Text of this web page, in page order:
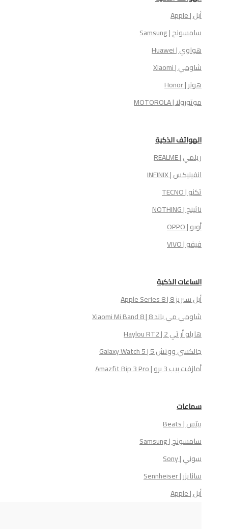
سامسونج | Samsung
هواوي | Huawei
شاومي | Xiaomi
موتورولا | MOTOROLA
الهواتف الذكية
ريلمي | REALME
انفينيكس | INFINIX
ناثينج | NOTHING
فيفو | VIVO
الساعات الذكية
أبل سيريز 8 | Apple Series 8
شاومي مي باند 8 | Xiaomi Mi Band 8
هايلو أر تي 2 | Haylou RT2
جالكسي ووتش 5 | Galaxy Watch 5
أمازفت بيب 3 برو | Amazfit Bip 3 Pro
سماعات
بيتس | Beats
سامسونج | Samsung
سوني | Sony
سانايزر | Sennheiser